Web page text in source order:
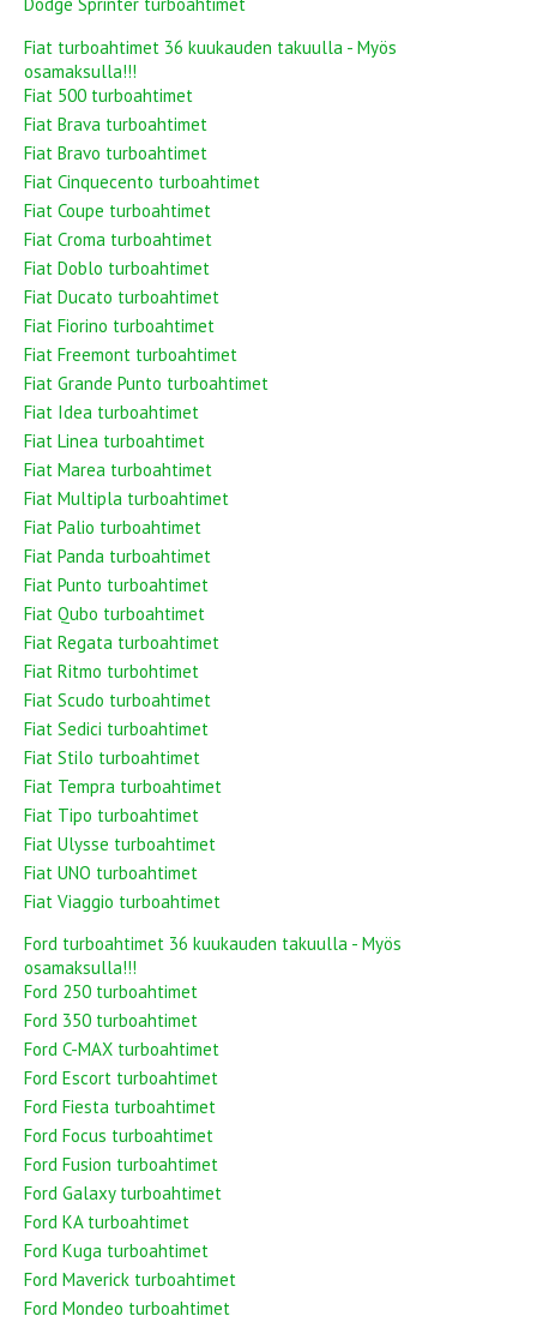
Dodge Sprinter turboahtimet
Fiat turboahtimet 36 kuukauden takuulla - Myös
osamaksulla!!!
Fiat 500 turboahtimet
Fiat Brava turboahtimet
Fiat Bravo turboahtimet
Fiat Cinquecento turboahtimet
Fiat Coupe turboahtimet
Fiat Croma turboahtimet
Fiat Doblo turboahtimet
Fiat Ducato turboahtimet
Fiat Fiorino turboahtimet
Fiat Freemont turboahtimet
Fiat Grande Punto turboahtimet
Fiat Idea turboahtimet
Fiat Linea turboahtimet
Fiat Marea turboahtimet
Fiat Multipla turboahtimet
Fiat Palio turboahtimet
Fiat Panda turboahtimet
Fiat Punto turboahtimet
Fiat Qubo turboahtimet
Fiat Regata turboahtimet
Fiat Ritmo turbohtimet
Fiat Scudo turboahtimet
Fiat Sedici turboahtimet
Fiat Stilo turboahtimet
Fiat Tempra turboahtimet
Fiat Tipo turboahtimet
Fiat Ulysse turboahtimet
Fiat UNO turboahtimet
Fiat Viaggio turboahtimet
Ford turboahtimet 36 kuukauden takuulla - Myös
osamaksulla!!!
Ford 250 turboahtimet
Ford 350 turboahtimet
Ford C-MAX turboahtimet
Ford Escort turboahtimet
Ford Fiesta turboahtimet
Ford Focus turboahtimet
Ford Fusion turboahtimet
Ford Galaxy turboahtimet
Ford KA turboahtimet
Ford Kuga turboahtimet
Ford Maverick turboahtimet
Ford Mondeo turboahtimet